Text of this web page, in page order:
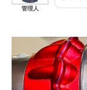
管理人